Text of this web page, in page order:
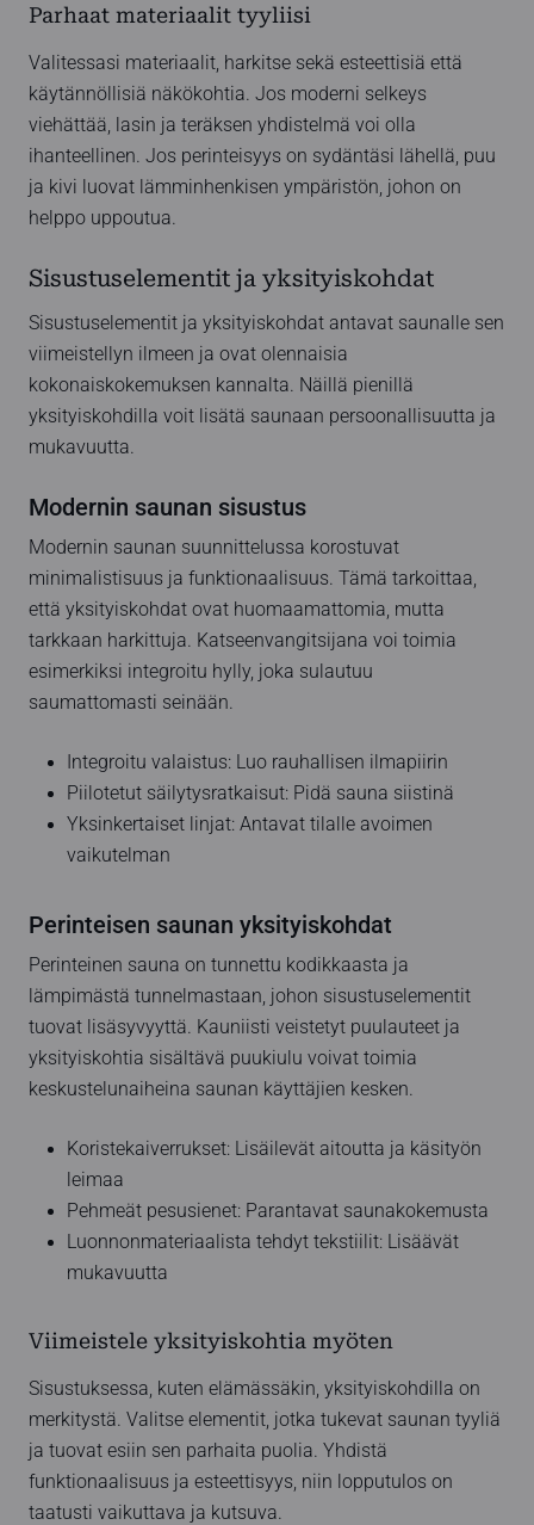
Parhaat materiaalit tyyliisi
Valitessasi materiaalit, harkitse sekä esteettisiä että
käytännöllisiä näkökohtia. Jos moderni selkeys
viehättää, lasin ja teräksen yhdistelmä voi olla
ihanteellinen. Jos perinteisyys on sydäntäsi lähellä, puu
ja kivi luovat lämminhenkisen ympäristön, johon on
helppo uppoutua.
Sisustuselementit ja yksityiskohdat
Sisustuselementit ja yksityiskohdat antavat saunalle sen
viimeistellyn ilmeen ja ovat olennaisia
kokonaiskokemuksen kannalta. Näillä pienillä
yksityiskohdilla voit lisätä saunaan persoonallisuutta ja
mukavuutta.
Modernin saunan sisustus
Modernin saunan suunnittelussa korostuvat
minimalistisuus ja funktionaalisuus. Tämä tarkoittaa,
että yksityiskohdat ovat huomaamattomia, mutta
tarkkaan harkittuja. Katseenvangitsijana voi toimia
esimerkiksi integroitu hylly, joka sulautuu
saumattomasti seinään.
Integroitu valaistus: Luo rauhallisen ilmapiirin
Piilotetut säilytysratkaisut: Pidä sauna siistinä
Yksinkertaiset linjat: Antavat tilalle avoimen
vaikutelman
Perinteisen saunan yksityiskohdat
Perinteinen sauna on tunnettu kodikkaasta ja
lämpimästä tunnelmastaan, johon sisustuselementit
tuovat lisäsyvyyttä. Kauniisti veistetyt puulauteet ja
yksityiskohtia sisältävä puukiulu voivat toimia
keskustelunaiheina saunan käyttäjien kesken.
Koristekaiverrukset: Lisäilevät aitoutta ja käsityön
leimaa
Pehmeät pesusienet: Parantavat saunakokemusta
Luonnonmateriaalista tehdyt tekstiilit: Lisäävät
mukavuutta
Viimeistele yksityiskohtia myöten
Sisustuksessa, kuten elämässäkin, yksityiskohdilla on
merkitystä. Valitse elementit, jotka tukevat saunan tyyliä
ja tuovat esiin sen parhaita puolia. Yhdistä
funktionaalisuus ja esteettisyys, niin lopputulos on
taatusti vaikuttava ja kutsuva.